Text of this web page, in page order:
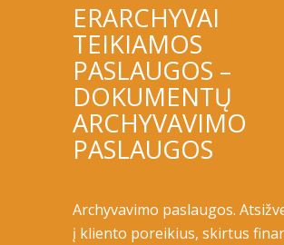
ERARCHYVAI
TEIKIAMOS
PASLAUGOS –
DOKUMENTŲ
ARCHYVAVIMO
PASLAUGOS
Archyvavimo paslaugos.
į kliento poreikius, skirtus